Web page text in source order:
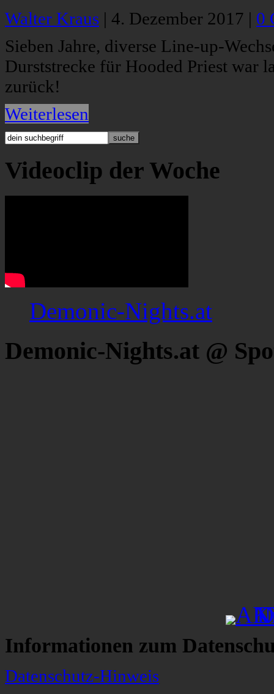
Walter Kraus | 4. Dezember 2017 | 0
Sieben Jahre, diverse Line-up-
Durststrecke für Hooded Priest war
zurück!
Weiterlesen
Videoclip der Woche
Demonic-Nights.at
Demonic-Nights.at @
Informationen zum
Datenschutz-Hinweis